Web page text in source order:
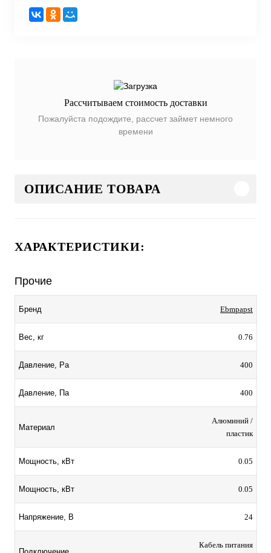
Рассчитываем стоимость доставки
Пожалуйста подождите, рассчет займет немного
времени
ОПИСАНИЕ ТОВАРА
ХАРАКТЕРИСТИКИ:
Прочие
Бренд Ebmpapst
Вес, кг 0.76
Давление, Pa 400
Давление, Па 400
Материал
Алюминий /
пластик
Мощность, кВт 0.05
Мощность, кВт 0.05
Напряжение, В 24
Кабель питания